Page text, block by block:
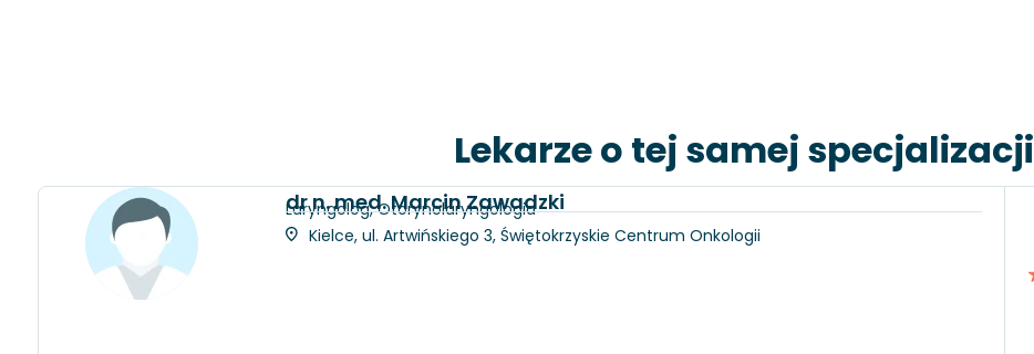
Lekarze o tej samej specjalizacji
dr n. med. Marcin Zawadzki
Laryngolog, Otorynolaryngologia
Kielce, ul. Artwińskiego 3, Świętokrzyskie Centrum Onkologii